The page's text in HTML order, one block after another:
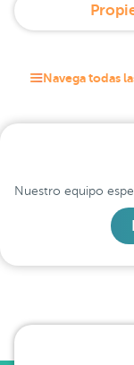
Navega todas
Nuestro equipo